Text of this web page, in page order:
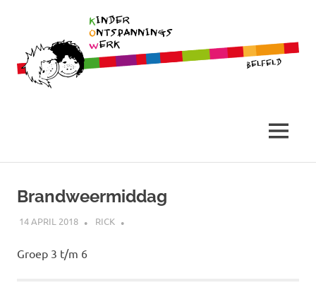
inhoudWerk
MENU
Brandweermiddag
14 APRIL 2018 RICK
Groep 3 t/m 6